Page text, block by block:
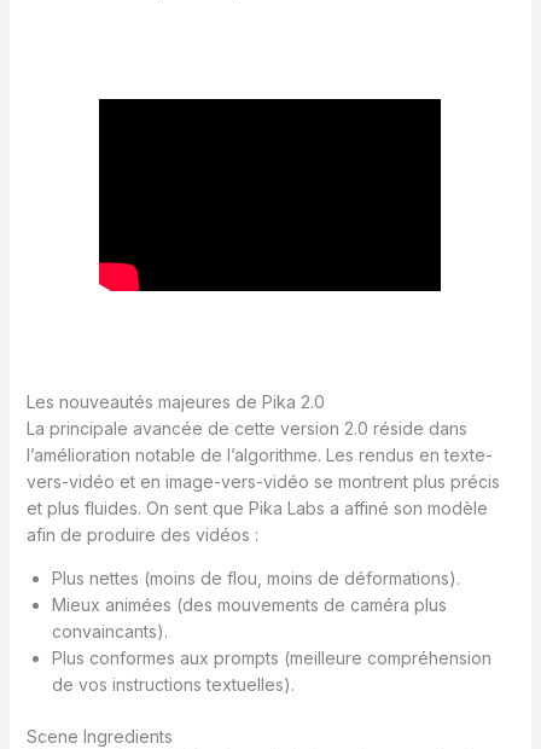
Les nouveautés majeures de Pika 2.0
La principale avancée de cette version 2.0 réside dans
l’amélioration notable de l’algorithme. Les rendus en texte-
vers-vidéo et en image-vers-vidéo se montrent plus précis
et plus fluides. On sent que Pika Labs a affiné son modèle
afin de produire des vidéos :
Plus nettes (moins de flou, moins de déformations).
Mieux animées (des mouvements de caméra plus
convaincants).
Plus conformes aux prompts (meilleure compréhension
de vos instructions textuelles).
Scene Ingredients